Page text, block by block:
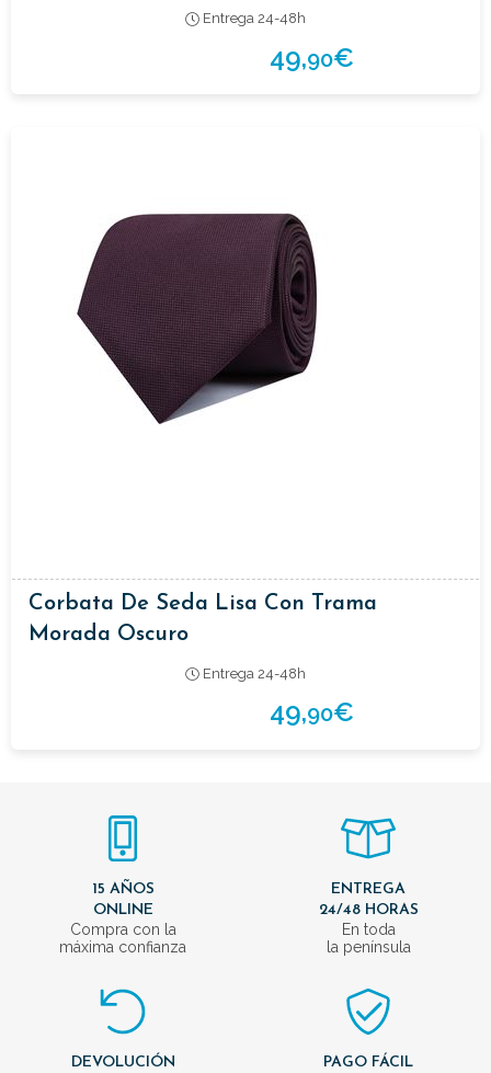
Entrega 24-48h
49,90€
Corbata De Seda Lisa Con Trama
Morada Oscuro
Entrega 24-48h
49,90€
15 AÑOS
ONLINE
Compra con la
máxima confianza
ENTREGA
24/48 HORAS
En toda
la península
DEVOLUCIÓN
PAGO FÁCIL